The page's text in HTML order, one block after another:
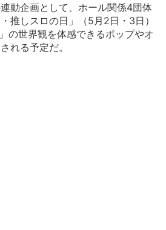
動企画として、ホール関係4団体
推しスロの日」（5月2日・3日）
の世界観を体感できるポップやオ
れる予定だ。